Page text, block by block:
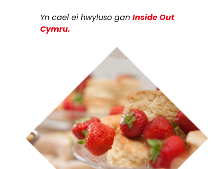
Yn cael ei hwyluso ganInside Out
Cymru.